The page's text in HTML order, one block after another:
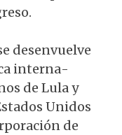
desenvuel­ve
interna­
de Lula y
Unidos
de